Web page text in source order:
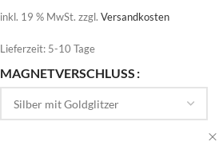
inkl. 19 % MwSt. zzgl. Versandkosten
Lieferzeit: 5-10 Tage
MAGNETVERSCHLUSS